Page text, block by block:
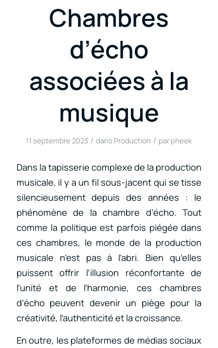
Chambres
d’écho
associées à la
musique
11 septembre 2023 / dans Production / par pheek
Dans la tapisserie complexe de la production
musicale, il y a un fil sous-jacent qui se tisse
silencieusement depuis des années : le
phénomène de la chambre d’écho. Tout
comme la politique est parfois piégée dans
ces chambres, le monde de la production
musicale n’est pas à l’abri. Bien qu’elles
puissent offrir l’illusion réconfortante de
l’unité et de l’harmonie, ces chambres
d’écho peuvent devenir un piège pour la
créativité, l’authenticité et la croissance.
En outre, les plateformes de médias sociaux